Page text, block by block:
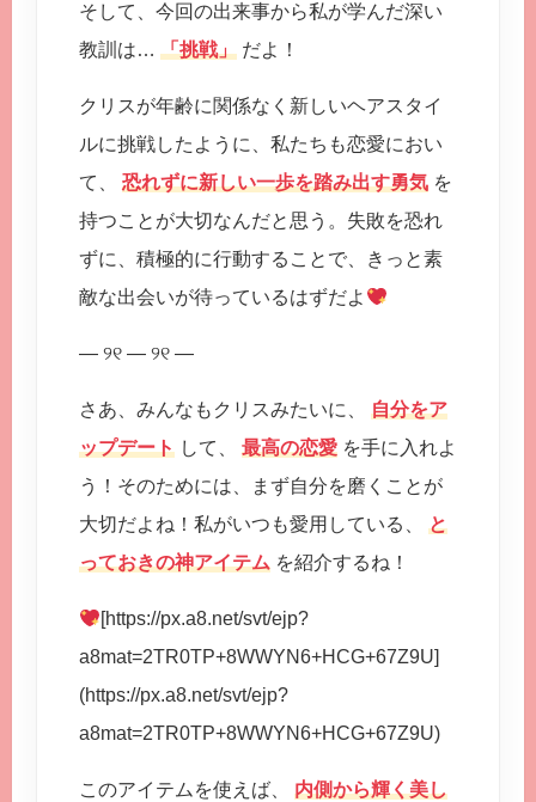
そして、今回の出来事から私が学んだ深い
教訓は… 「挑戦」 だよ！
クリスが年齢に関係なく新しいヘアスタイ
ルに挑戦したように、私たちも恋愛におい
て、 恐れずに新しい一歩を踏み出す勇気 を
持つことが大切なんだと思う。失敗を恐れ
ずに、積極的に行動することで、きっと素
敵な出会いが待っているはずだよ
— ୨୧ — ୨୧ —
さあ、みんなもクリスみたいに、 自分をア
ップデート して、 最高の恋愛 を手に入れよ
う！そのためには、まず自分を磨くことが
大切だよね！私がいつも愛用している、 と
っておきの神アイテム を紹介するね！
[https://px.a8.net/svt/ejp?
a8mat=2TR0TP+8WWYN6+HCG+67Z9U]
(https://px.a8.net/svt/ejp?
a8mat=2TR0TP+8WWYN6+HCG+67Z9U)
このアイテムを使えば、 内側から輝く美し